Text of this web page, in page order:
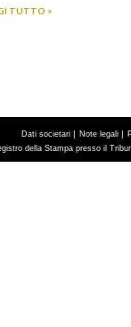
TUTTO >
Dati societari | Note legali |
della Stampa presso il